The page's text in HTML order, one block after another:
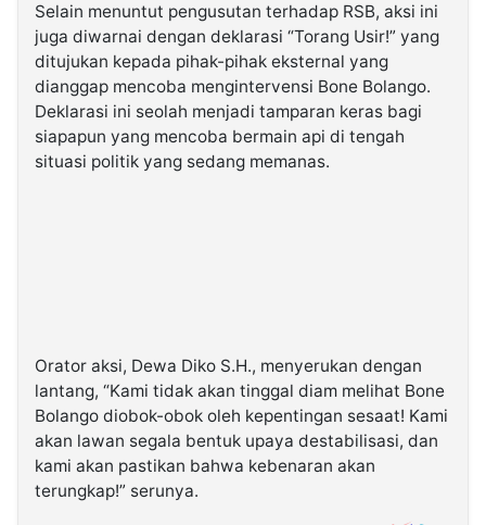
Selain menuntut pengusutan terhadap RSB, aksi ini
juga diwarnai dengan deklarasi “Torang Usir!” yang
ditujukan kepada pihak-pihak eksternal yang
dianggap mencoba mengintervensi Bone Bolango.
Deklarasi ini seolah menjadi tamparan keras bagi
siapapun yang mencoba bermain api di tengah
situasi politik yang sedang memanas.
Orator aksi, Dewa Diko S.H., menyerukan dengan
lantang, “Kami tidak akan tinggal diam melihat Bone
Bolango diobok-obok oleh kepentingan sesaat! Kami
akan lawan segala bentuk upaya destabilisasi, dan
kami akan pastikan bahwa kebenaran akan
terungkap!” serunya.